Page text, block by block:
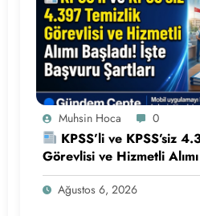
Muhsin Hoca 0
KPSS’li ve KPSS’siz
Görevlisi ve Hizmetli
Başvuru Şartları
Ağustos 6, 2026